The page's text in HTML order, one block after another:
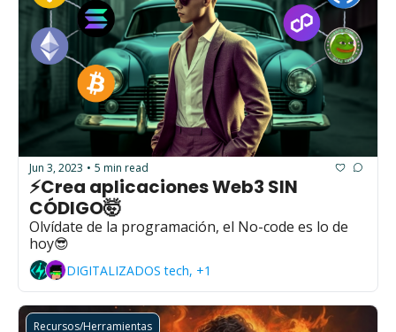
Jun 3, 2023 • 5 min read
⚡Crea aplicaciones Web3 SIN
CÓDIGO🤯
Olvídate de la programación, el No-code es lo de
hoy😎
DIGITALIZADOS tech, +1
Recursos/Herramientas